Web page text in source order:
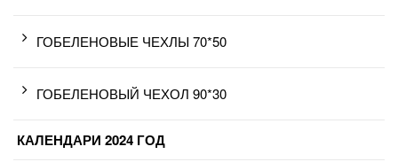
ГОБЕЛЕНОВЫЕ ЧЕХЛЫ 70*50
ГОБЕЛЕНОВЫЙ ЧЕХОЛ 90*30
КАЛЕНДАРИ 2024 ГОД